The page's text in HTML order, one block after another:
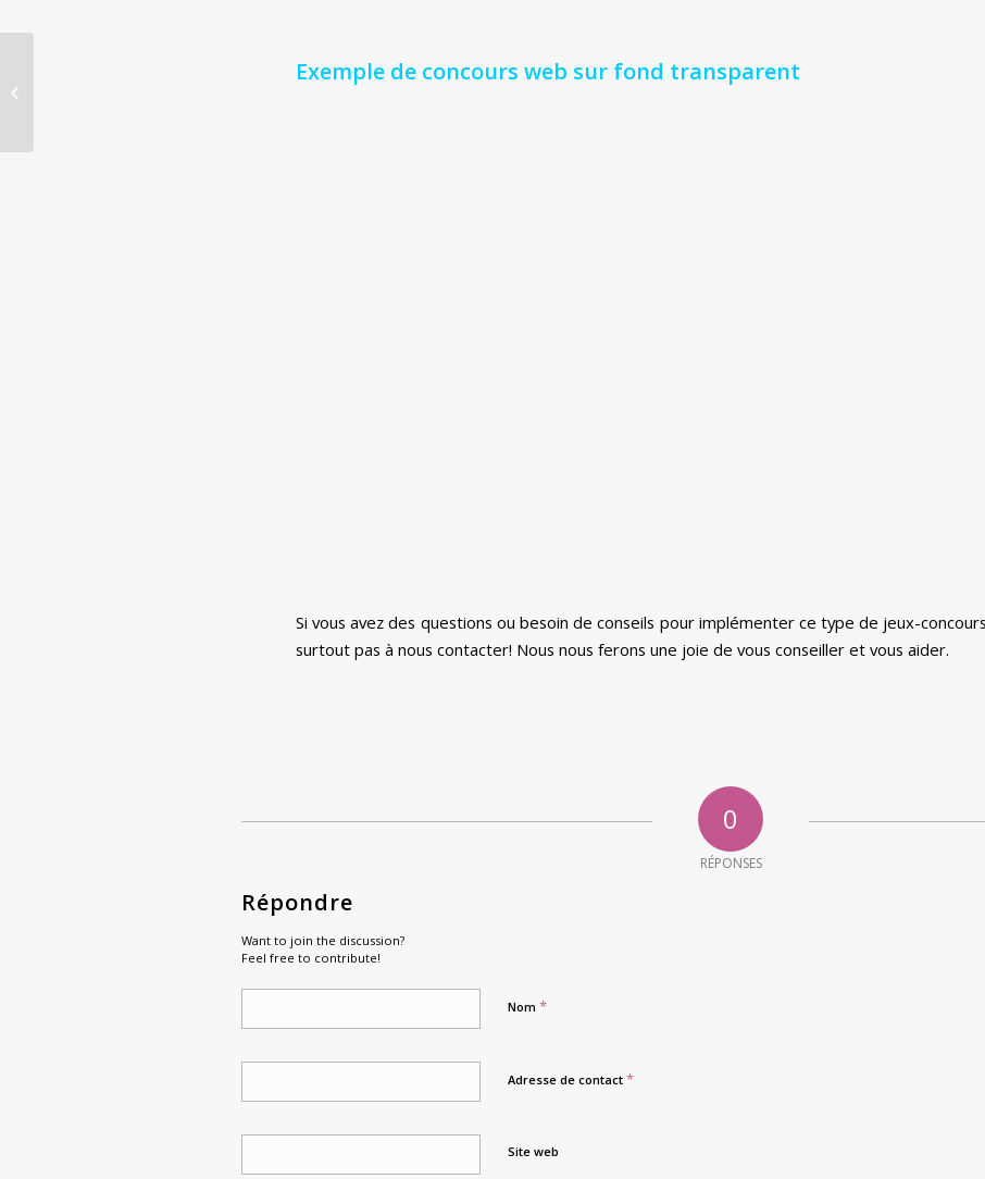
Exemple de concours web sur fond transparent
Si vous avez des questions ou besoin de conseils pour implémenter ce type de jeux-
surtout pas à nous contacter! Nous nous ferons une joie de vous conseiller et vous aider.
0
RÉPONSES
Répondre
Want to join the discussion?
Feel free to contribute!
Nom *
Adresse de contact *
Site web